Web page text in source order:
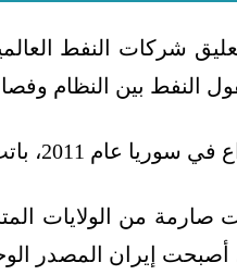
شركات النفط
النفط بين النظام
تعتمد على واردات النفط الإيراني.
من الولايات
أصبحت إيران المصدر